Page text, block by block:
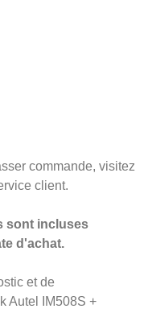
commande, visitez
client.
sont incluses
d'achat.
et de
Autel IM508S +